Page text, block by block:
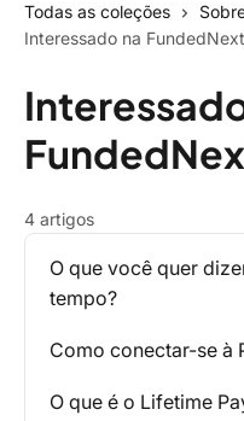
Todas as coleções
Interessado na FundedNext
4 artigos
O que você quer
tempo?
Como conectar-se à
O que é o Lifetime